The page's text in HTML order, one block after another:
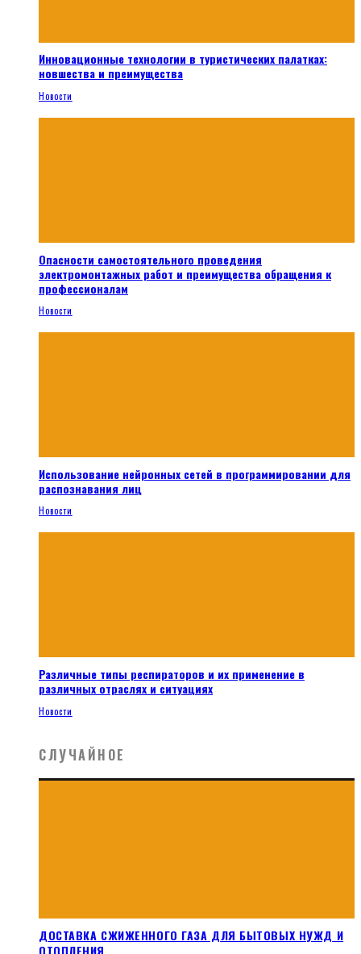
Инновационные технологии в туристических палатках:
новшества и преимущества
Новости
Опасности самостоятельного проведения
электромонтажных работ и преимущества обращения к
профессионалам
Новости
Использование нейронных сетей в программировании для
распознавания лиц
Новости
Различные типы респираторов и их применение в
различных отраслях и ситуациях
Новости
СЛУЧАЙНОЕ
ДОСТАВКА СЖИЖЕННОГО ГАЗА ДЛЯ БЫТОВЫХ НУЖД И